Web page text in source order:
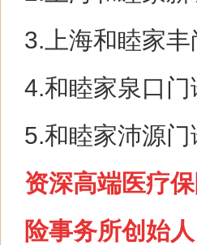
3.上海和睦家
4.和睦家泉口
5.和睦家沛源
资深高端医疗
险事务所创始人